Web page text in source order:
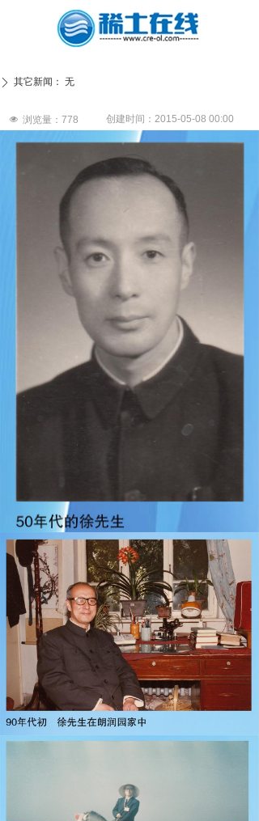
创建时间： 2015-05-08 00:00
넶 浏览量： 778
ꄲ 其它新闻： 无